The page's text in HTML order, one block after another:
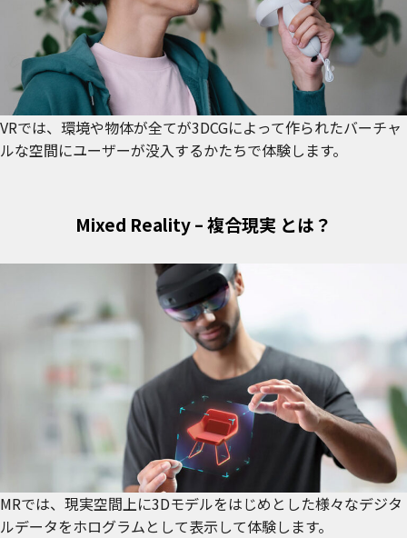
VRでは、環境や物体が全てが3DCGによって作られたバーチャ
ルな空間にユーザーが没入するかたちで体験します。
Mixed Reality – 複合現実 とは？
MRでは、現実空間上に3Dモデルをはじめとした様々なデジタ
ルデータをホログラムとして表示して体験します。